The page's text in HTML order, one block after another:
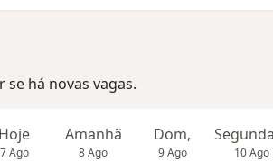
há novas vagas.
Hoje
7 Ago
Amanhã
8 Ago
Dom,
9 Ago 10 Ago